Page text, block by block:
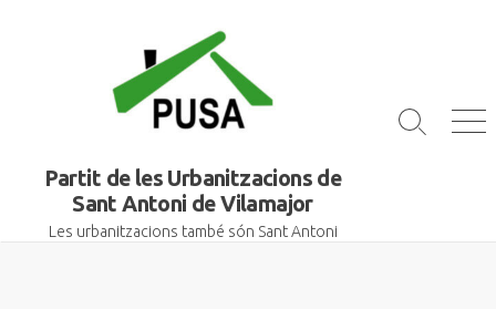
Partit de les Urbanitzacions de
Sant Antoni de Vilamajor
Les urbanitzacions també són Sant Antoni
Search